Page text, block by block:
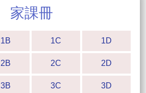
家課冊
1B 1C 1D
2B 2C 2D
3B 3C 3D